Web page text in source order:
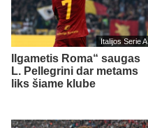
Italijos Serie A
Ilgametis Roma“ saugas
L. Pellegrini dar metams
liks šiame klube